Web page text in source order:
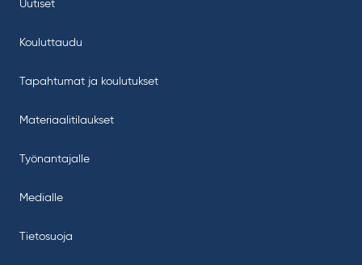
Uutiset
Kouluttaudu
Tapahtumat ja koulutukset
Materiaalitilaukset
Työnantajalle
Medialle
Tietosuoja